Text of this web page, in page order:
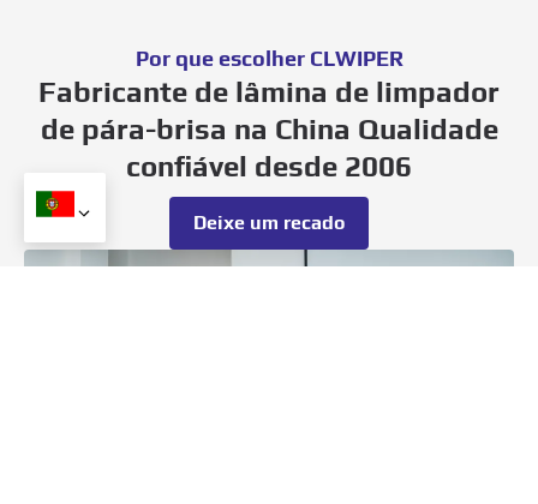
Por que escolher CLWIPER
Fabricante de lâmina de limpador
de pára-brisa na China Qualidade
confiável desde 2006
Deixe um recado